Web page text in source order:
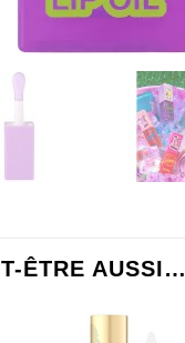
ÊTRE AUSSI…